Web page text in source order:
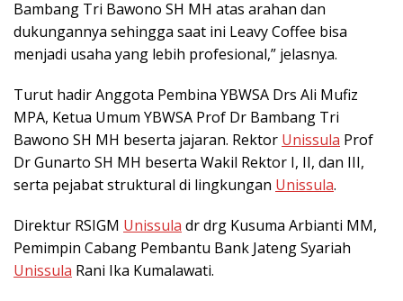
Bambang Tri Bawono SH MH atas arahan dan
dukungannya sehingga saat ini Leavy Coffee bisa
menjadi usaha yang lebih profesional,” jelasnya.
Turut hadir Anggota Pembina YBWSA Drs Ali Mufiz
MPA, Ketua Umum YBWSA Prof Dr Bambang Tri
Bawono SH MH beserta jajaran. Rektor Unissula Prof
Dr Gunarto SH MH beserta Wakil Rektor I, II, dan III,
serta pejabat struktural di lingkungan Unissula.
Direktur RSIGM Unissula dr drg Kusuma Arbianti MM,
Pemimpin Cabang Pembantu Bank Jateng Syariah
Unissula Rani Ika Kumalawati.